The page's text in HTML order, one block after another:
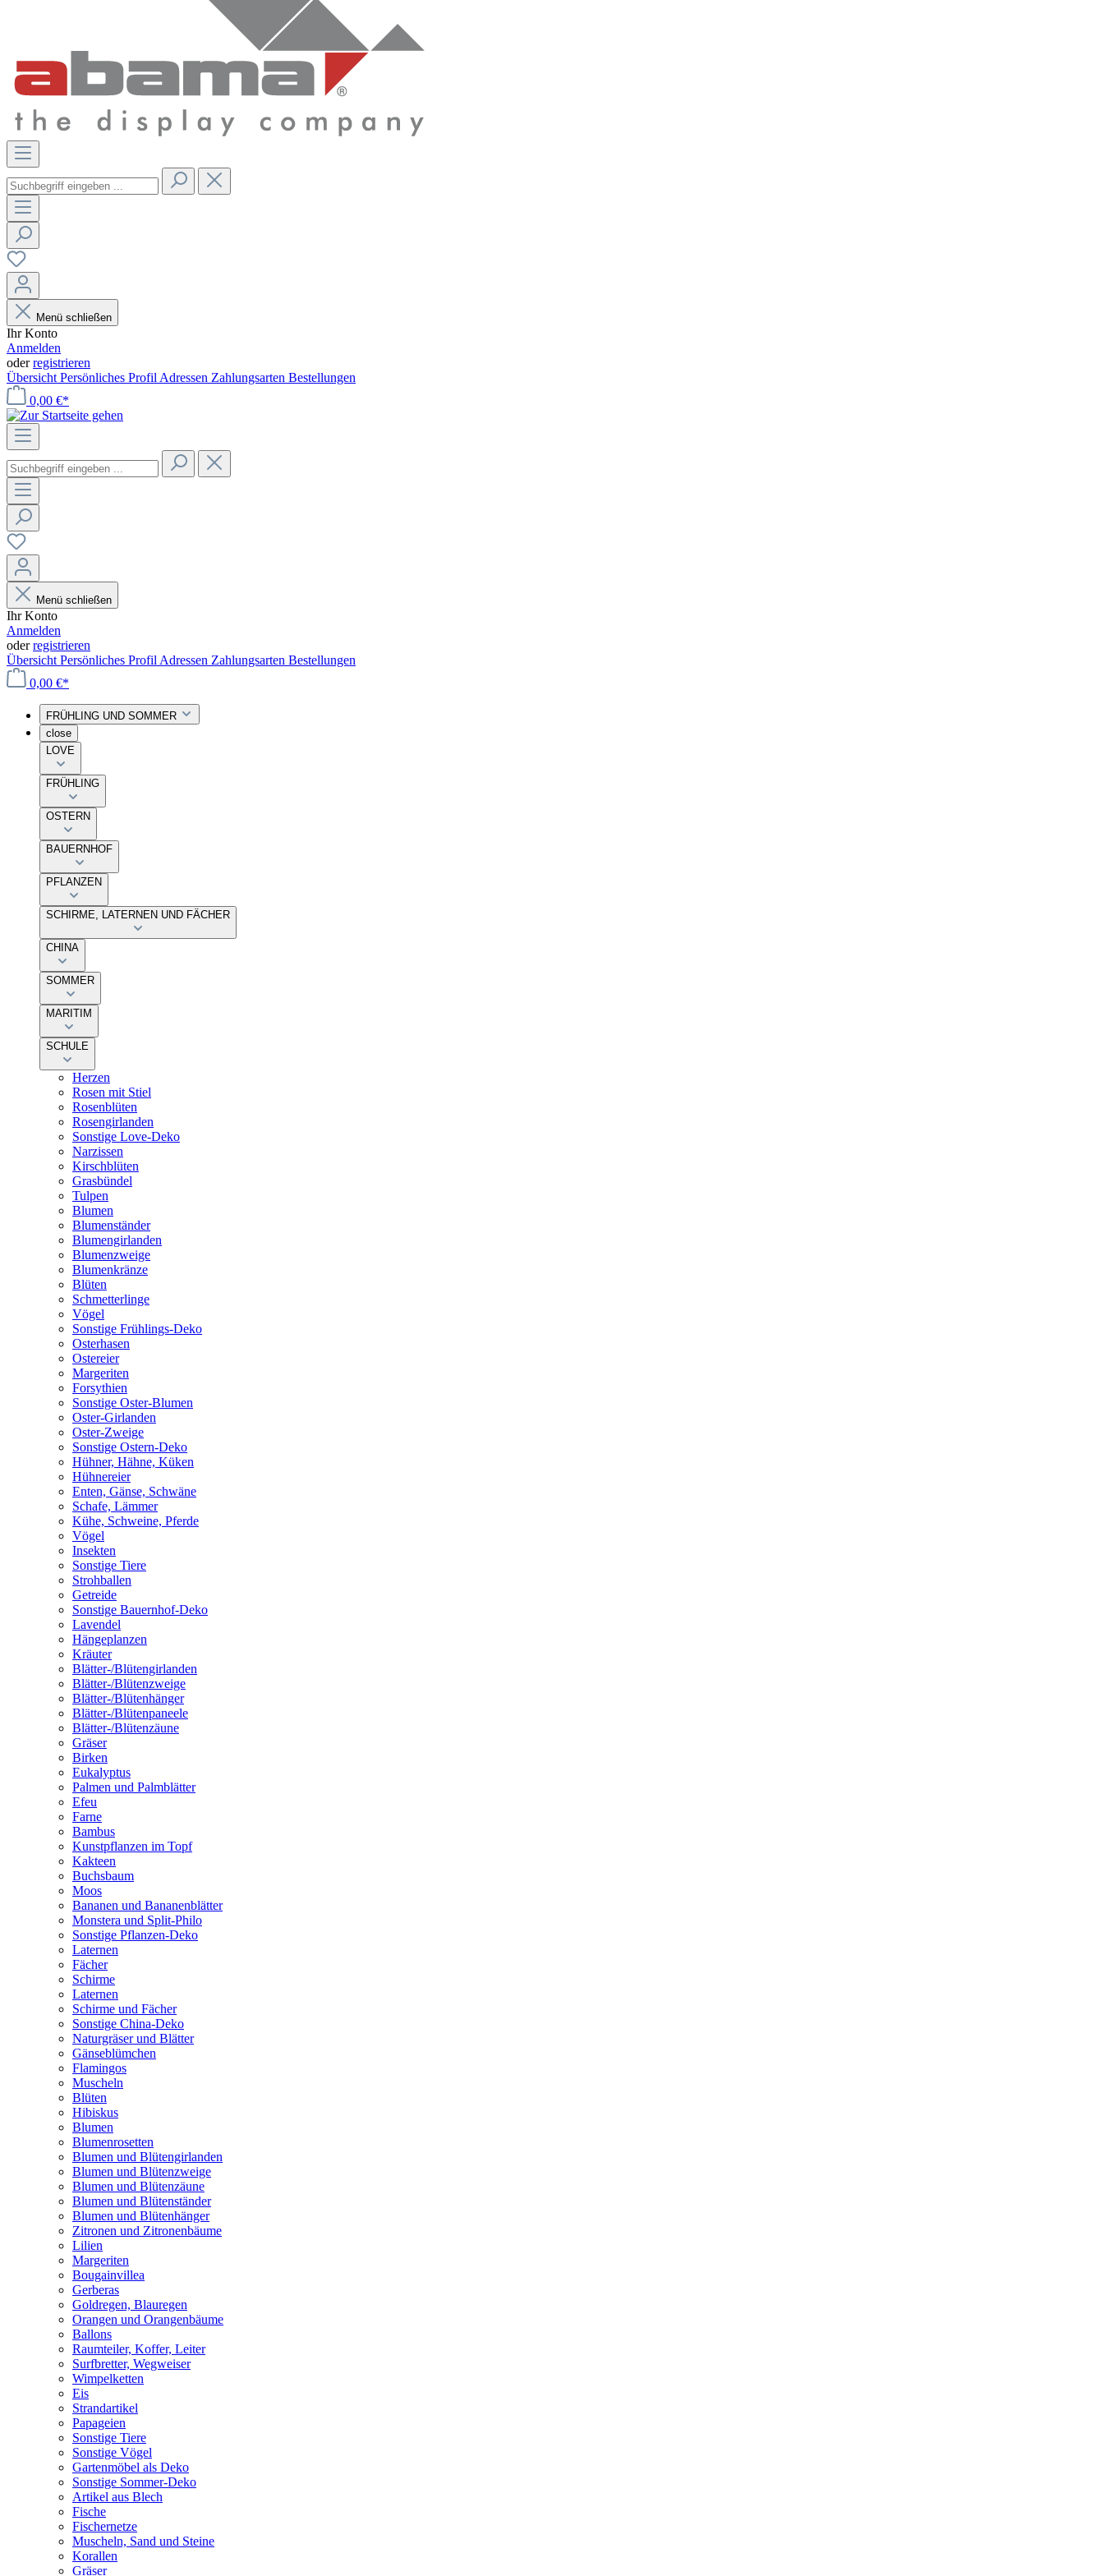
Menü schließen
Ihr Konto
Anmelden
oderregistrieren
Übersicht Persönliches Profil Adressen Zahlungsarten Bestellungen
0,00 €*
Menü schließen
Ihr Konto
Anmelden
oderregistrieren
Übersicht Persönliches Profil Adressen Zahlungsarten Bestellungen
0,00 €*
FRÜHLING UND SOMMER
close
LOVE
FRÜHLING
OSTERN
BAUERNHOF
PFLANZEN
SCHIRME, LATERNEN UND FÄCHER
CHINA
SOMMER
MARITIM
SCHULE
Herzen
Rosen mit Stiel
Rosenblüten
Rosengirlanden
Sonstige Love-Deko
Narzissen
Kirschblüten
Grasbündel
Tulpen
Blumen
Blumenständer
Blumengirlanden
Blumenzweige
Blumenkränze
Blüten
Schmetterlinge
Vögel
Sonstige Frühlings-Deko
Osterhasen
Ostereier
Margeriten
Forsythien
Sonstige Oster-Blumen
Oster-Girlanden
Oster-Zweige
Sonstige Ostern-Deko
Hühner, Hähne, Küken
Hühnereier
Enten, Gänse, Schwäne
Schafe, Lämmer
Kühe, Schweine, Pferde
Vögel
Insekten
Sonstige Tiere
Strohballen
Getreide
Sonstige Bauernhof-Deko
Lavendel
Hängeplanzen
Kräuter
Blätter-/Blütengirlanden
Blätter-/Blütenzweige
Blätter-/Blütenhänger
Blätter-/Blütenpaneele
Blätter-/Blütenzäune
Gräser
Birken
Eukalyptus
Palmen und Palmblätter
Efeu
Farne
Bambus
Kunstpflanzen im Topf
Kakteen
Buchsbaum
Moos
Bananen und Bananenblätter
Monstera und Split-Philo
Sonstige Pflanzen-Deko
Laternen
Fächer
Schirme
Laternen
Schirme und Fächer
Sonstige China-Deko
Naturgräser und Blätter
Gänseblümchen
Flamingos
Muscheln
Blüten
Hibiskus
Blumen
Blumenrosetten
Blumen und Blütengirlanden
Blumen und Blütenzweige
Blumen und Blütenzäune
Blumen und Blütenständer
Blumen und Blütenhänger
Zitronen und Zitronenbäume
Lilien
Margeriten
Bougainvillea
Gerberas
Goldregen, Blauregen
Orangen und Orangenbäume
Ballons
Raumteiler, Koffer, Leiter
Surfbretter, Wegweiser
Wimpelketten
Eis
Strandartikel
Papageien
Sonstige Tiere
Sonstige Vögel
Gartenmöbel als Deko
Sonstige Sommer-Deko
Artikel aus Blech
Fische
Fischernetze
Muscheln, Sand und Steine
Korallen
Gräser